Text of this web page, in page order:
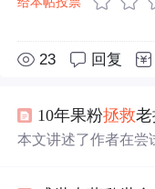
23 回复
10年果粉拯救老
本文讲述了作者在尝